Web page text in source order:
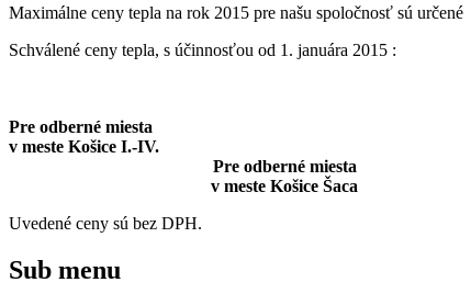
Maximálne ceny tepla na rok 2015 pre našu spoločnosť sú určené
Schválené ceny tepla, s účinnosťou od 1. januára 2015 :
Pre odberné miesta
v meste Košice I.-IV.
Pre odberné miesta
v meste Košice Šaca
Uvedené ceny sú bez DPH.
Sub menu